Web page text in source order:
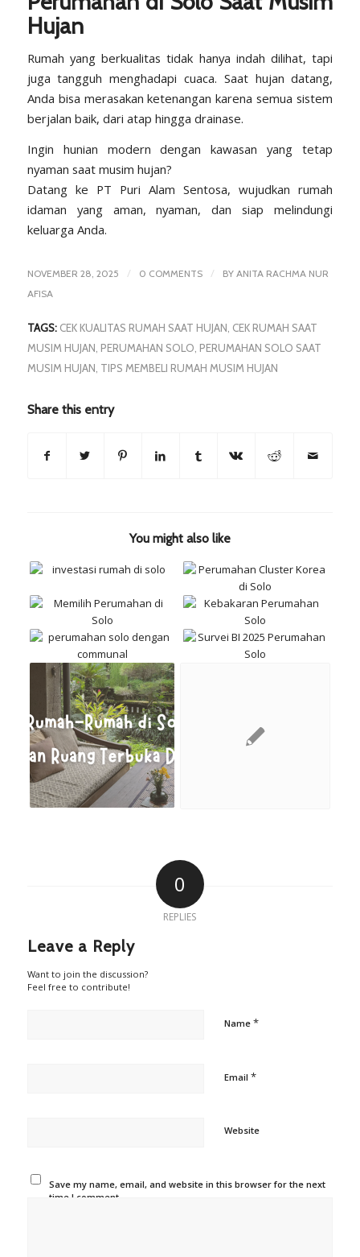
Hujan
Rumah yang berkualitas tidak hanya indah dilihat, tapi
juga tangguh menghadapi cuaca. Saat hujan datang,
Anda bisa merasakan ketenangan karena semua sistem
berjalan baik, dari atap hingga drainase.
Ingin hunian modern dengan kawasan yang tetap
nyaman saat musim hujan?
Datang ke PT Puri Alam Sentosa, wujudkan rumah
idaman yang aman, nyaman, dan siap melindungi
keluarga Anda.
NOVEMBER 28, 2025 / 0 COMMENTS / BY ANITA RACHMA NUR
AFISA
TAGS: CEK KUALITAS RUMAH SAAT HUJAN, CEK RUMAH SAAT
MUSIM HUJAN, PERUMAHAN SOLO, PERUMAHAN SOLO SAAT
MUSIM HUJAN, TIPS MEMBELI RUMAH MUSIM HUJAN
Share this entry
You might also like
0
REPLIES
Leave a Reply
Want to join the discussion?
Feel free to contribute!
Name *
Email *
Website
Save my name, email, and website in this browser for the next
time I comment.